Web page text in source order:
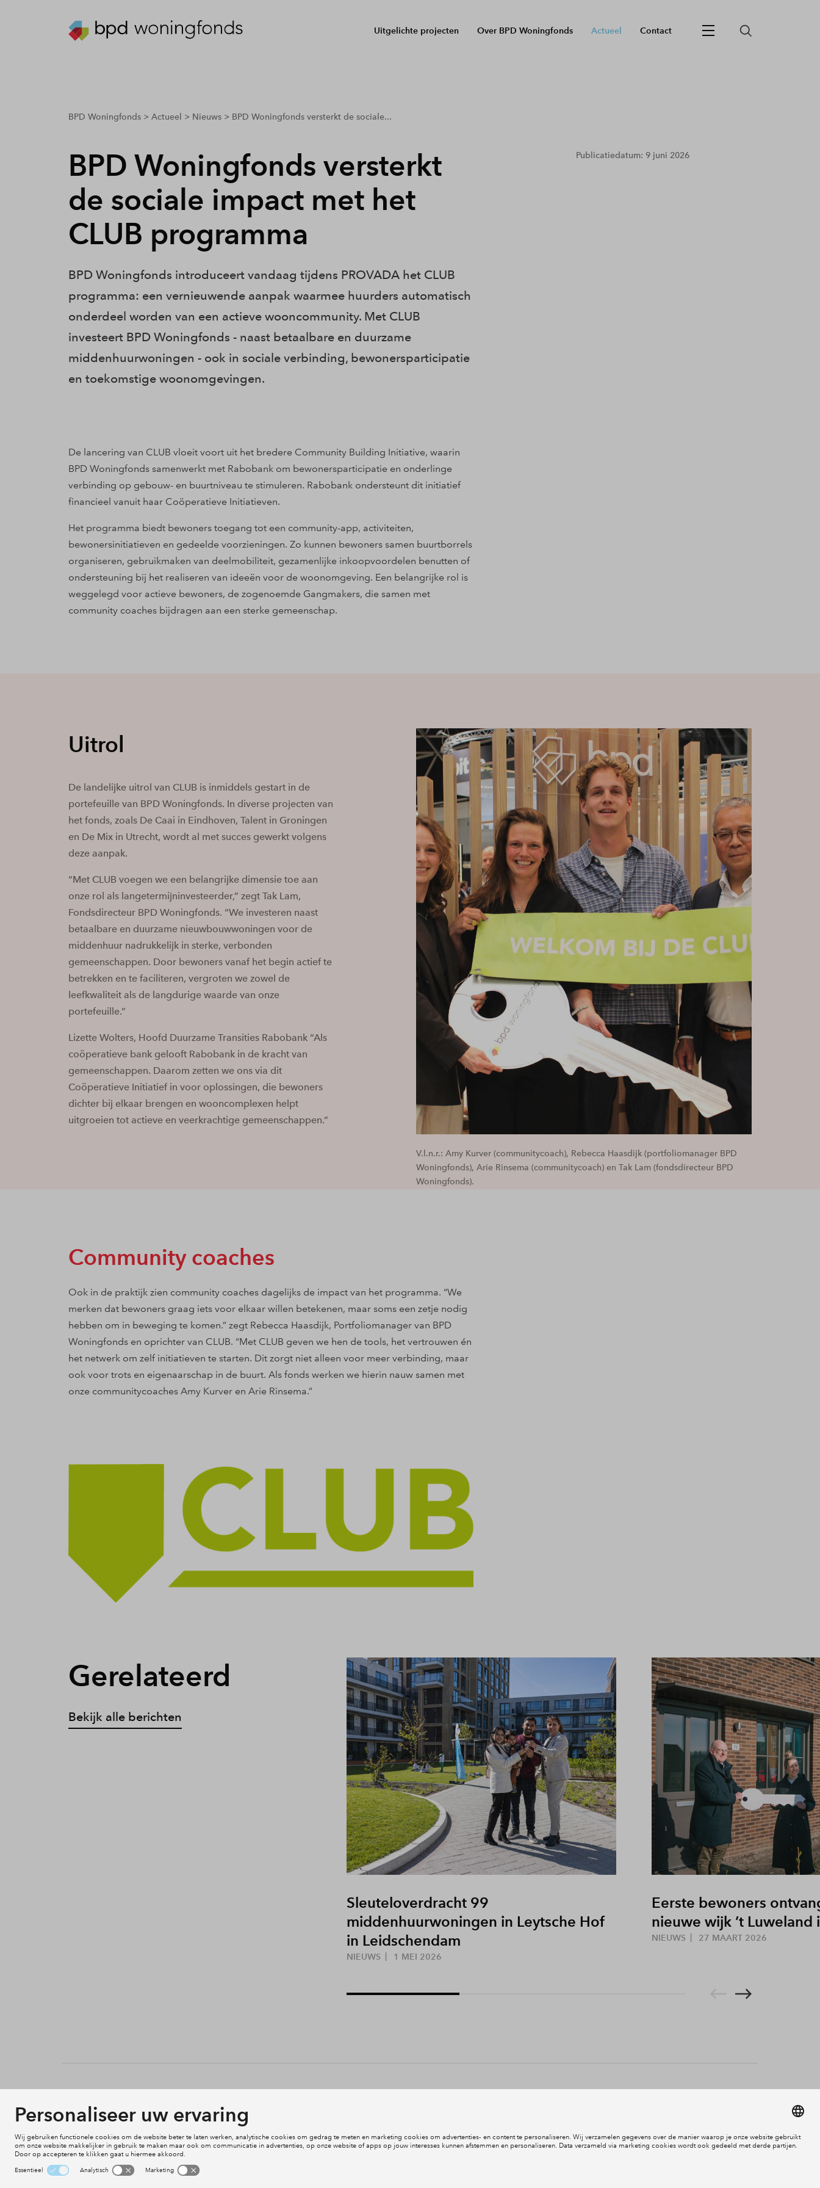
Uitgelichte projecten Over BPD Woningfonds Actueel Contact
breadcrumbs.youarehere
BPD Woningfonds Actueel Nieuws BPD Woningfonds versterkt de sociale...
BPD Woningfonds versterkt
de sociale impact met het
CLUB programma
BPD Woningfonds introduceert vandaag tijdens PROVADA het CLUB
programma: een vernieuwende aanpak waarmee huurders automatisch
onderdeel worden van een actieve wooncommunity. Met CLUB
investeert BPD Woningfonds - naast betaalbare en duurzame
middenhuurwoningen - ook in sociale verbinding, bewonersparticipatie
en toekomstige woonomgevingen.
Publicatiedatum: 9 juni 2026
De lancering van CLUB vloeit voort uit het bredere Community Building Initiative, waarin
BPD Woningfonds samenwerkt met Rabobank om bewonersparticipatie en onderlinge
verbinding op gebouw- en buurtniveau te stimuleren. Rabobank ondersteunt dit initiatief
financieel vanuit haar Coöperatieve Initiatieven.
Het programma biedt bewoners toegang tot een community-app, activiteiten,
bewonersinitiatieven en gedeelde voorzieningen. Zo kunnen bewoners samen buurtborrels
organiseren, gebruikmaken van deelmobiliteit, gezamenlijke inkoopvoordelen benutten of
ondersteuning bij het realiseren van ideeën voor de woonomgeving. Een belangrijke rol is
weggelegd voor actieve bewoners, de zogenoemde Gangmakers, die samen met
community coaches bijdragen aan een sterke gemeenschap.
V.l.n.r.: Amy Kurver (communitycoach), Rebecca Haasdijk (portfoliomanager BPD
Woningfonds), Arie Rinsema (communitycoach) en Tak Lam (fondsdirecteur BPD
Woningfonds).
Uitrol
De landelijke uitrol van CLUB is inmiddels gestart in de
portefeuille van BPD Woningfonds. In diverse projecten van
het fonds, zoals De Caai in Eindhoven, Talent in Groningen
en De Mix in Utrecht, wordt al met succes gewerkt volgens
deze aanpak.
“Met CLUB voegen we een belangrijke dimensie toe aan
onze rol als langetermijninvesteerder,” zegt Tak Lam,
Fondsdirecteur BPD Woningfonds. “We investeren naast
betaalbare en duurzame nieuwbouwwoningen voor de
middenhuur nadrukkelijk in sterke, verbonden
gemeenschappen. Door bewoners vanaf het begin actief te
betrekken en te faciliteren, vergroten we zowel de
leefkwaliteit als de langdurige waarde van onze
portefeuille.”
Lizette Wolters, Hoofd Duurzame Transities Rabobank “Als
coöperatieve bank gelooft Rabobank in de kracht van
gemeenschappen. Daarom zetten we ons via dit
Coöperatieve Initiatief in voor oplossingen, die bewoners
dichter bij elkaar brengen en wooncomplexen helpt
uitgroeien tot actieve en veerkrachtige gemeenschappen.”
Community coaches
Ook in de praktijk zien community coaches dagelijks de impact van het programma. “We
merken dat bewoners graag iets voor elkaar willen betekenen, maar soms een zetje nodig
hebben om in beweging te komen.” zegt Rebecca Haasdijk, Portfoliomanager van BPD
Woningfonds en oprichter van CLUB. “Met CLUB geven we hen de tools, het vertrouwen én
het netwerk om zelf initiatieven te starten. Dit zorgt niet alleen voor meer verbinding, maar
ook voor trots en eigenaarschap in de buurt. Als fonds werken we hierin nauw samen met
onze communitycoaches Amy Kurver en Arie Rinsema.”
Gerelateerd
Bekijk alle berichten
Sleuteloverdracht 99
middenhuurwoningen in Leytsche Hof
in Leidschendam
NIEUWS 1 MEI 2026
Eerste bewoners
nieuwe wijk ’t
NIEUWS 27 MAART 2026
Betaalbare huur
Zorgzaam wonen
Duurzaam leven
Uitgelichte projecten
Actueel Contact